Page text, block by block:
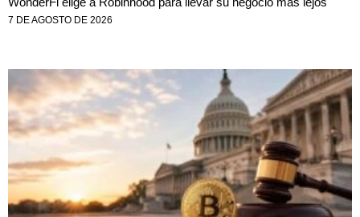
7 DE AGOSTO DE 2026